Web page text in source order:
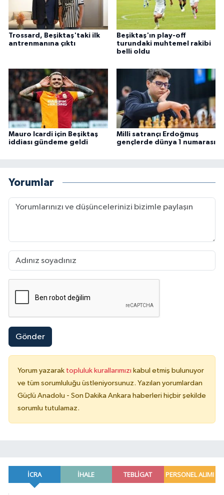
Trossard, Beşiktaş'taki ilk
antrenmanına çıktı
Beşiktaş'ın play-off
turundaki muhtemel rakibi
belli oldu
Mauro Icardi için Beşiktaş
iddiası gündeme geldi
Milli satrançı Erdoğmuş
gençlerde dünya 1 numarası
Yorumlar
Gönder
Yorum yazarak topluluk kurallarımızı kabul etmiş bulunuyor
ve tüm sorumluluğu üstleniyorsunuz. Yazılan yorumlardan
Güçlü Anadolu - Son Dakika Ankara haberleri hiçbir şekilde
sorumlu tutulamaz.